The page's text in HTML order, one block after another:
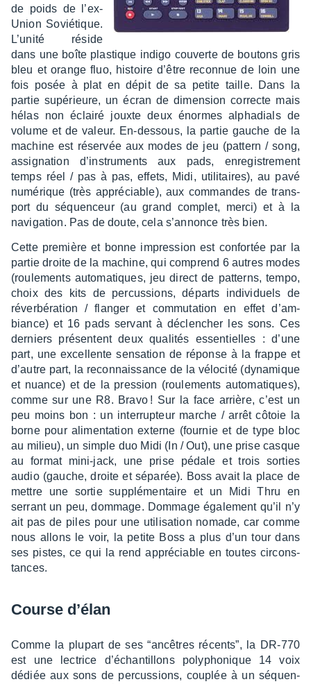
de poids de l’ex-
Union Sovié­tique.
L’unité réside
dans une boîte plas­tique indigo couverte de boutons gris
bleu et orange fluo, histoire d’être recon­nue de loin une
fois posée à plat en dépit de sa petite taille. Dans la
partie supé­rieure, un écran de dimen­sion correcte mais
hélas non éclairé jouxte deux énormes alpha­dials de
volume et de valeur. En-dessous, la partie gauche de la
machine est réser­vée aux modes de jeu (pattern / song,
assi­gna­tion d’ins­tru­ments aux pads, enre­gis­tre­ment
temps réel / pas à pas, effets, Midi, utili­taires), au pavé
numé­rique (très appré­ciable), aux commandes de trans­
port du séquen­ceur (au grand complet, merci) et à la
navi­ga­tion. Pas de doute, cela s’an­nonce très bien.
Cette première et bonne impres­sion est confor­tée par la
partie droite de la machine, qui comprend 6 autres modes
(roule­ments auto­ma­tiques, jeu direct de patterns, tempo,
choix des kits de percus­sions, départs indi­vi­duels de
réver­bé­ra­tion / flan­ger et commu­ta­tion en effet d’am­
biance) et 16 pads servant à déclen­cher les sons. Ces
derniers présentent deux quali­tés essen­tielles : d’une
part, une excel­lente sensa­tion de réponse à la frappe et
d’autre part, la recon­nais­sance de la vélo­cité (dyna­mique
et nuance) et de la pres­sion (roule­ments auto­ma­tiques),
comme sur une R8. Bravo ! Sur la face arrière, c’est un
peu moins bon : un inter­rup­teur marche / arrêt côtoie la
borne pour alimen­ta­tion externe (four­nie et de type bloc
au milieu), un simple duo Midi (In / Out), une prise casque
au format mini-jack, une prise pédale et trois sorties
audio (gauche, droite et sépa­rée). Boss avait la place de
mettre une sortie supplé­men­taire et un Midi Thru en
serrant un peu, dommage. Dommage égale­ment qu’il n’y
ait pas de piles pour une utili­sa­tion nomade, car comme
nous allons le voir, la petite Boss a plus d’un tour dans
ses pistes, ce qui la rend appré­ciable en toutes circons­
tances.
Course d’élan
Comme la plupart de ses “ancêtres récents”, la DR-770
est une lectrice d’échan­tillons poly­pho­nique 14 voix
dédiée aux sons de percus­sions, couplée à un séquen­